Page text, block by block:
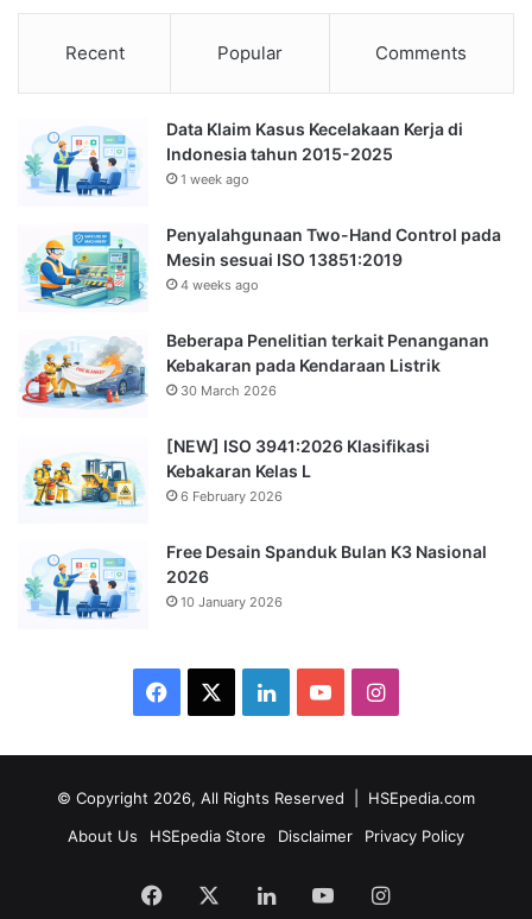
Recent Popular Comments
Data Klaim Kasus Kecelakaan Kerja di
Indonesia tahun 2015-2025
1 week ago
Penyalahgunaan Two-Hand Control pada
Mesin sesuai ISO 13851:2019
4 weeks ago
Beberapa Penelitian terkait Penanganan
Kebakaran pada Kendaraan Listrik
30 March 2026
[NEW] ISO 3941:2026 Klasifikasi
Kebakaran Kelas L
6 February 2026
Free Desain Spanduk Bulan K3 Nasional
2026
10 January 2026
Facebook LinkedInYouTubeInstagram
© Copyright 2026, All Rights Reserved | HSEpedia.com
About Us
HSEpedia Store Disclaimer Privacy Policy
Facebook LinkedInYouTubeInstagram